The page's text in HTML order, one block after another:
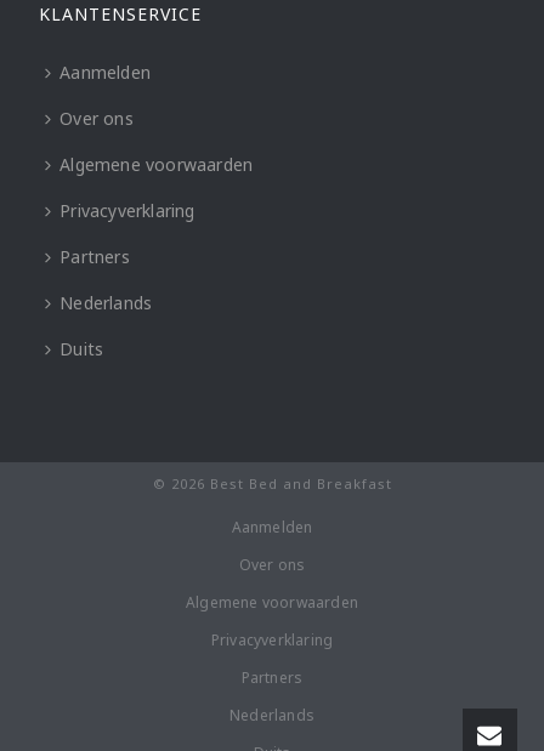
KLANTENSERVICE
Aanmelden
Over ons
Algemene voorwaarden
Privacyverklaring
Partners
Nederlands
Duits
© 2026 Best Bed and Breakfast
Aanmelden
Over ons
Algemene voorwaarden
Privacyverklaring
Partners
Nederlands